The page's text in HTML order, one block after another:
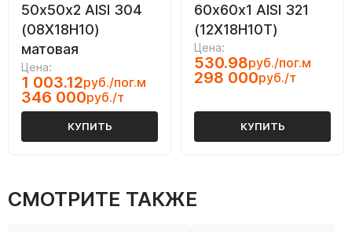
50х50х2 AISI 304
(08Х18Н10)
матовая
Цена:
1 003.12руб./пог.м
346 000руб./т
КУПИТЬ
60х60х1 AISI 321
(12Х18Н10Т)
Цена:
530.98руб./пог.м
298 000руб./т
КУПИТЬ
СМОТРИТЕ ТАКЖЕ